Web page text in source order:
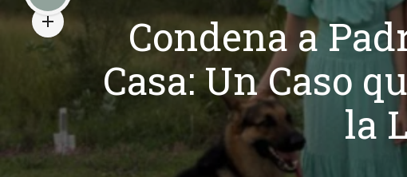
Condena a
Casa: Un Caso
la